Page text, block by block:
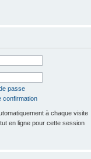
passe
confirmation
à chaque visite
en ligne pour cette session